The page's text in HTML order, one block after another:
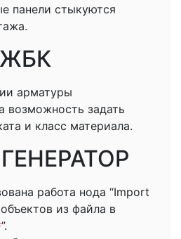
панели стыкуются
арматуры
возможность задать
и класс материала.
работа нода “Import
из файла в
”.